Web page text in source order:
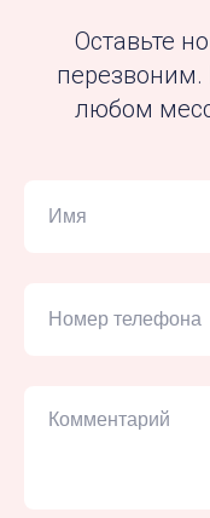
Оставьте
любом